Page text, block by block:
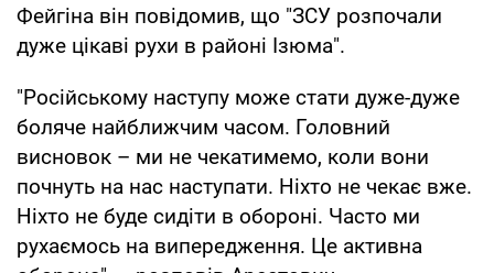
Фейгіна він повідомив, що "ЗСУ розпочали
дуже цікаві рухи в районі Ізюма".
"Російському наступу може стати дуже-дуже
боляче найближчим часом. Головний
висновок – ми не чекатимемо, коли вони
почнуть на нас наступати. Ніхто не чекає вже.
Ніхто не буде сидіти в обороні. Часто ми
рухаємось на випередження. Це активна